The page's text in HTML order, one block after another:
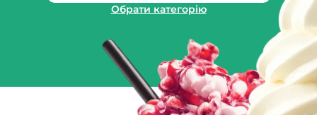
Обрати категорію